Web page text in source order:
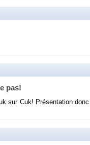
pas!
sur Cuk! Pré­sen­ta­tion